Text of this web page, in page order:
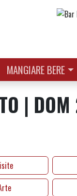
MANGIARE BERE
|